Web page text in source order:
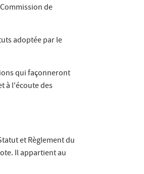
de
adoptée par le
qui façonneront
à l'écoute des
et Règlement du
Il appartient au